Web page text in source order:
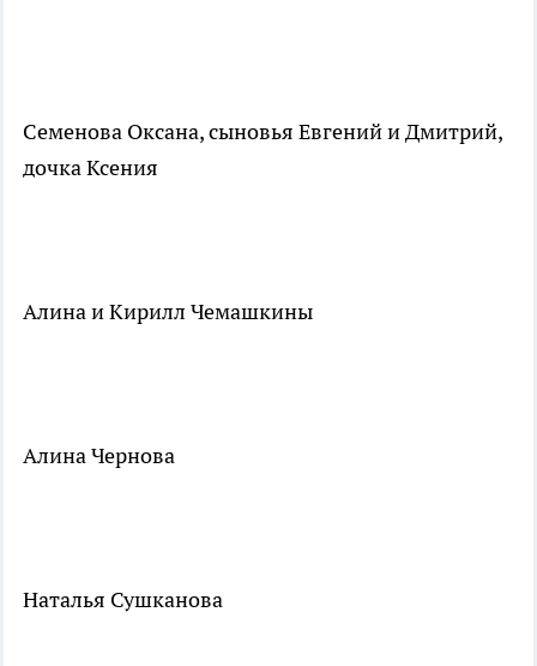
Семенова Оксана, сыновья Евгений и Дмитрий,
дочка Ксения
Алина и Кирилл Чемашкины
Алина Чернова
Наталья Сушканова